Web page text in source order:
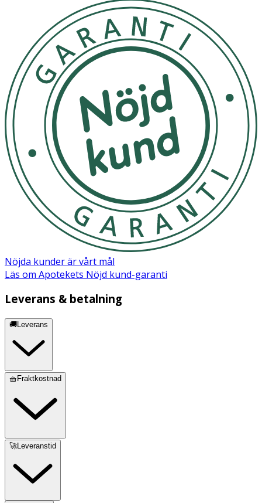
Nöjda kunder är vårt mål
Läs om Apotekets Nöjd kund-garanti
Leverans & betalning
🚚Leverans
🧺Fraktkostnad
🚀Leveranstid